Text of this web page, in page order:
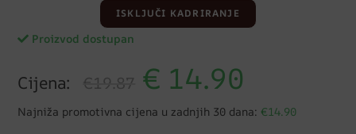
ISKLJUČI KADRIRANJE
Proizvod dostupan
Cijena: €19.87 € 14.90
Najniža promotivna cijena u zadnjih 30 dana: €14.90